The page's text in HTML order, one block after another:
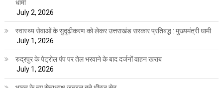
धामी
July 2, 2026
स्वास्थ्य सेवाओं के सुदृढ़ीकरण को लेकर उत्तराखंड सरकार प्रतिबद्ध : मुख्यमंत्री धामी
July 1, 2026
रुद्रपुर के पेट्रोल पंप पर तेल भरवाने के बाद दर्जनों वाहन खराब
July 1, 2026